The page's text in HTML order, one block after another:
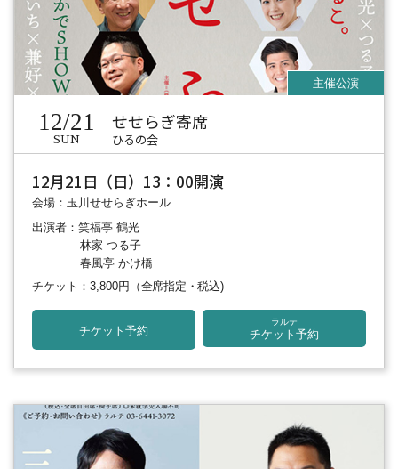
12/21
SUN
せせらぎ寄席
ひるの会
12月21日（日）13：00開演
会場：玉川せせらぎホール
出演者：笑福亭 鶴光
林家 つる子
春風亭 かけ橋
チケット：3,800円
（全席指定・税込)
チケット予約
ラルテ
チケット予約